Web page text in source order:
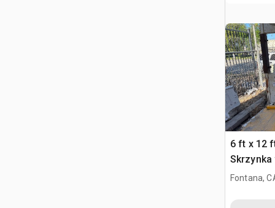
6 ft x 12
Skrzynka
Fontana,